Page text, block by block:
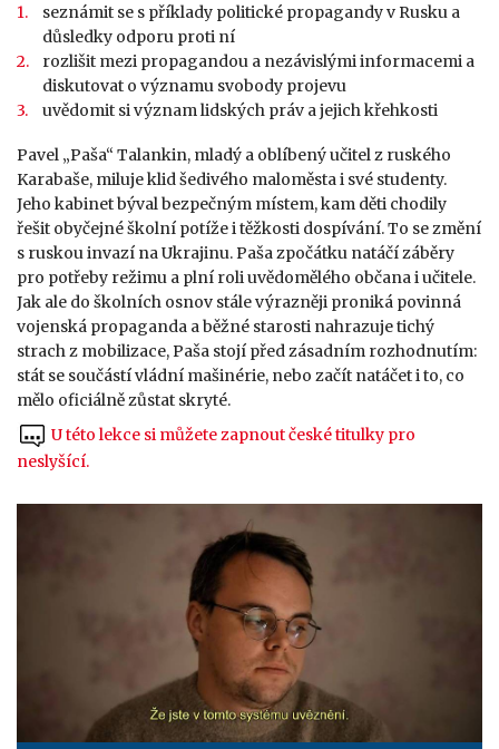
seznámit se s příklady politické propagandy v Rusku a
důsledky odporu proti ní
rozlišit mezi propagandou a nezávislými informacemi a
diskutovat o významu svobody projevu
uvědomit si význam lidských práv a jejich křehkosti
Pavel „Paša“ Talankin, mladý a oblíbený učitel z ruského
Karabaše, miluje klid šedivého maloměsta i své studenty.
Jeho kabinet býval bezpečným místem, kam děti chodily
řešit obyčejné školní potíže i těžkosti dospívání. To se změní
s ruskou invazí na Ukrajinu. Paša zpočátku natáčí záběry
pro potřeby režimu a plní roli uvědomělého občana i učitele.
Jak ale do školních osnov stále výrazněji proniká povinná
vojenská propaganda a běžné starosti nahrazuje tichý
strach z mobilizace, Paša stojí před zásadním rozhodnutím:
stát se součástí vládní mašinérie, nebo začít natáčet i to, co
mělo oficiálně zůstat skryté.
U této lekce si můžete zapnout české titulky pro
neslyšící.